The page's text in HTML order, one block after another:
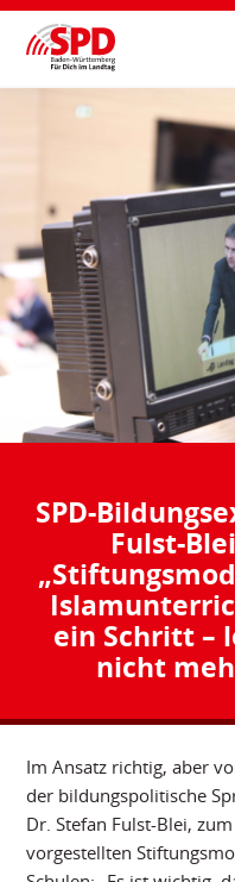
SPD-
Fulst-
ein Schritt –
nicht
Im Ansatz richtig, aber
der bildungspolitische
Dr. Stefan Fulst-Blei,
vorgestellten